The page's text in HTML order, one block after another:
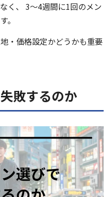
く、 3〜4週間に1回のメン
。
・価格設定かどうかも重要
敗するのか